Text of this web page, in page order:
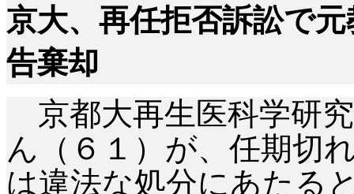
京大、再任拒否訴訟で
告棄却
京都大再生医科学研
ん（６１）が、任期切
は違法な処分にあたる